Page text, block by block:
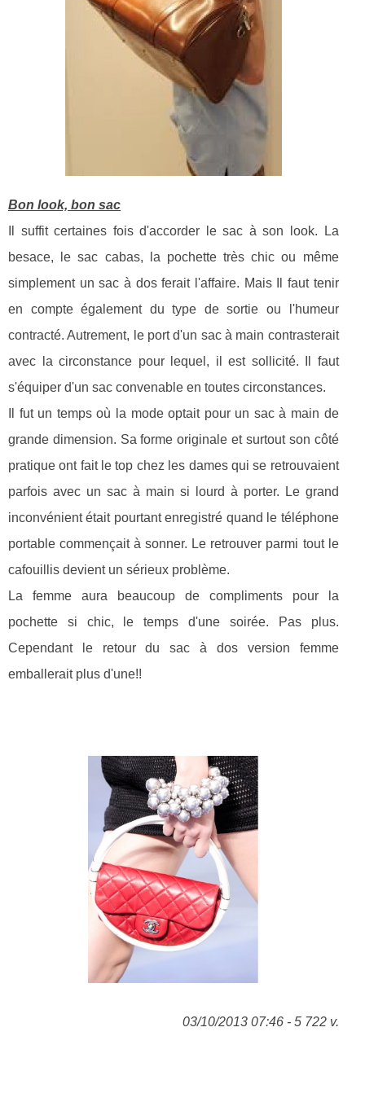
Bon look, bon sac
Il suffit certaines fois d'accorder le sac à son look. La
besace, le sac cabas, la pochette très chic ou même
simplement un sac à dos ferait l'affaire. Mais Il faut tenir
en compte également du type de sortie ou l'humeur
contracté. Autrement, le port d'un sac à main contrasterait
avec la circonstance pour lequel, il est sollicité. Il faut
s'équiper d'un sac convenable en toutes circonstances.
Il fut un temps où la mode optait pour un sac à main de
grande dimension. Sa forme originale et surtout son côté
pratique ont fait le top chez les dames qui se retrouvaient
parfois avec un sac à main si lourd à porter. Le grand
inconvénient était pourtant enregistré quand le téléphone
portable commençait à sonner. Le retrouver parmi tout le
cafouillis devient un sérieux problème.
La femme aura beaucoup de compliments pour la
pochette si chic, le temps d'une soirée. Pas plus.
Cependant le retour du sac à dos version femme
emballerait plus d'une!!
03/10/2013 07:46 - 5 722 v.